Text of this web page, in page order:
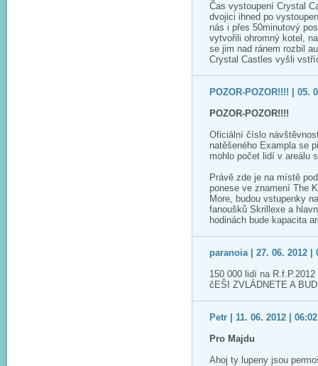
Čas vystoupení Crystal
dvojici ihned po
nás i přes 50minutový
vytvořili ohromný kotel,
se jim nad ránem rozbil
Crystal Castles vyšli
POZOR-POZOR!!!! | 05.
POZOR-POZOR!!!!
Oficiální číslo
natěšeného Exampla se
mohlo počet lidí v areálu
Právě zde je na místě
ponese ve znamení The
More, budou vstupenky
fanoušků Skrillexe a
hodinách bude kapacita
paranoia | 27. 06. 2012 |
150 000 lidí na
čEŠI ZVLÁDNETE A
Petr | 11. 06. 2012 |
Pro Majdu
Ahoj ty lupeny jsou